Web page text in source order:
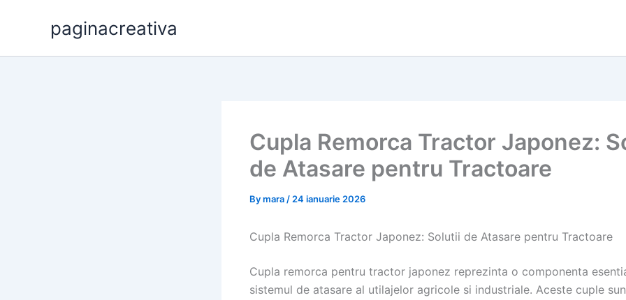
paginacreativa
Cupla Remorca Tractor Japonez:
de Atasare pentru Tractoare
Bymara / 24 ianuarie 2026
Cupla Remorca Tractor Japonez: Solutii de Atasare pentru Tractoare
Cupla remorca pentru tractor japonez reprezinta o componenta
sistemul de atasare al utilajelor agricole si industriale. Aceste cuple